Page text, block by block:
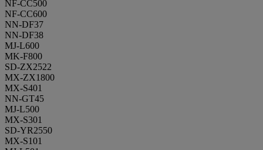
NF-CC500
NF-CC600
NN-DF37
NN-DF38
MJ-L600
MK-F800
SD-ZX2522
MX-ZX1800
MX-S401
NN-GT45
MJ-L500
MX-S301
SD-YR2550
MX-S101